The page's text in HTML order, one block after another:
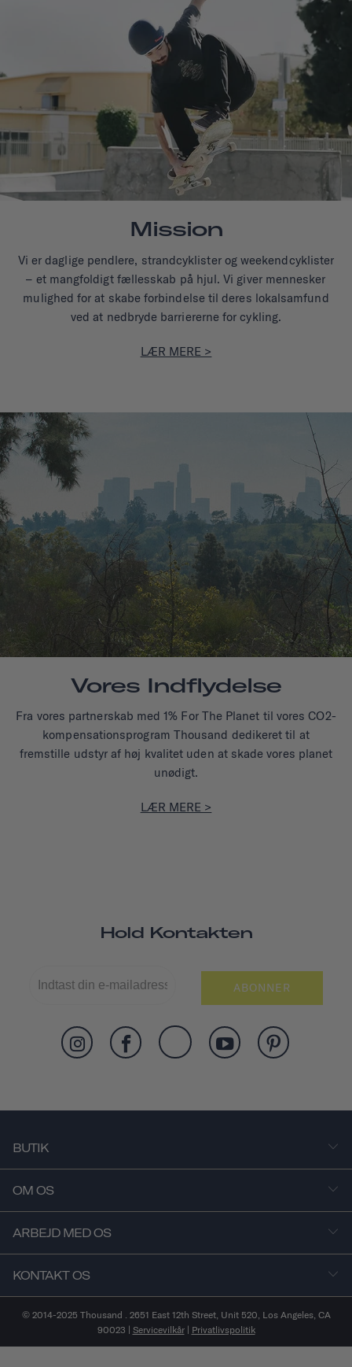
Mission
Vi er daglige pendlere, strandcyklister og weekendcyklister
– et mangfoldigt fællesskab på hjul. Vi giver mennesker
mulighed for at skabe forbindelse til deres lokalsamfund
ved at nedbryde barriererne for cykling.
LÆR MERE >
Vores Indflydelse
Fra vores partnerskab med 1% For The Planet til vores CO2-
kompensationsprogram Thousand dedikeret til at
fremstille udstyr af høj kvalitet uden at skade vores planet
unødigt.
LÆR MERE >
Hold Kontakten
ABONNER
BUTIK
OM OS
ARBEJD MED OS
KONTAKT OS
© 2014-2025 Thousand . 2651 East 12th Street, Unit 520, Los Angeles, CA
90023 | Servicevilkår| Privatlivspolitik